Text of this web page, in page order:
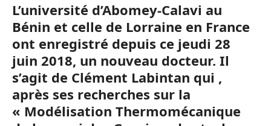
L’université d’Abomey-Calavi au
Bénin et celle de Lorraine en France
ont enregistré depuis ce jeudi 28
juin 2018, un nouveau docteur. Il
s’agit de Clément Labintan qui ,
après ses recherches sur la
« Modélisation Thermomécanique